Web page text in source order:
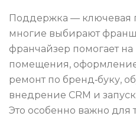
Поддержка — ключевая
многие выбирают
франчайзер помогает на
помещения,
ремонт по бренд‑буку,
внедрение CRM и
Это особенно важно для